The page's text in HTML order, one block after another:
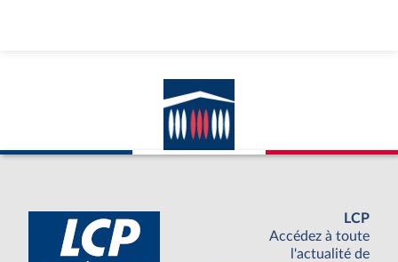
LCP
Accédez à toute
l'actualité de